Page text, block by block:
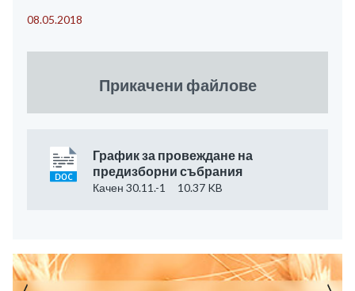
08.05.2018
Прикачени файлове
График за провеждане на
предизборни събрания
Качен 30.11.-1 10.37 KB